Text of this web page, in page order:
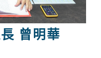
曾明華